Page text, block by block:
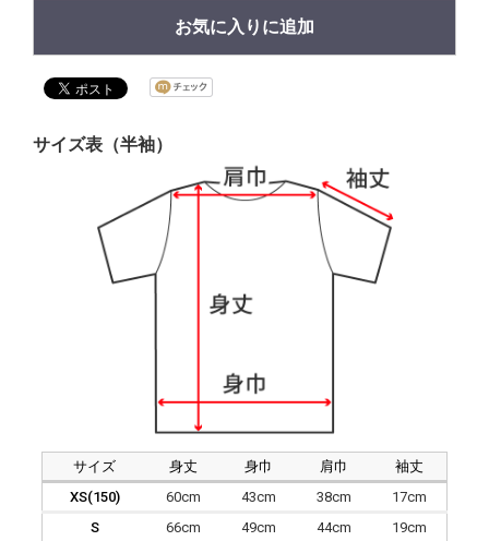
お気に入りに追加
サイズ表（半袖）
サイズ 身丈 身巾 肩巾
袖丈
XS(150)
60cm 43cm 38cm
17cm
S
66cm 49cm 44cm
19cm